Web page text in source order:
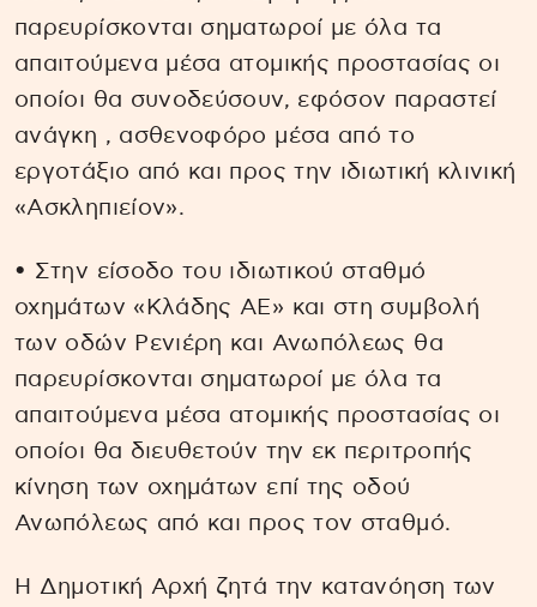
παρευρίσκονται σηματωροί με όλα τα
απαιτούμενα μέσα ατομικής προστασίας οι
οποίοι θα συνοδεύσουν, εφόσον παραστεί
ανάγκη , ασθενοφόρο μέσα από το
εργοτάξιο από και προς την ιδιωτική κλινική
«Ασκληπιείον».
• Στην είσοδο του ιδιωτικού σταθμό
οχημάτων «Κλάδης ΑΕ» και στη συμβολή
των οδών Ρενιέρη και Ανωπόλεως θα
παρευρίσκονται σηματωροί με όλα τα
απαιτούμενα μέσα ατομικής προστασίας οι
οποίοι θα διευθετούν την εκ περιτροπής
κίνηση των οχημάτων επί της οδού
Ανωπόλεως από και προς τον σταθμό.
Η Δημοτική Αρχή ζητά την κατανόηση των